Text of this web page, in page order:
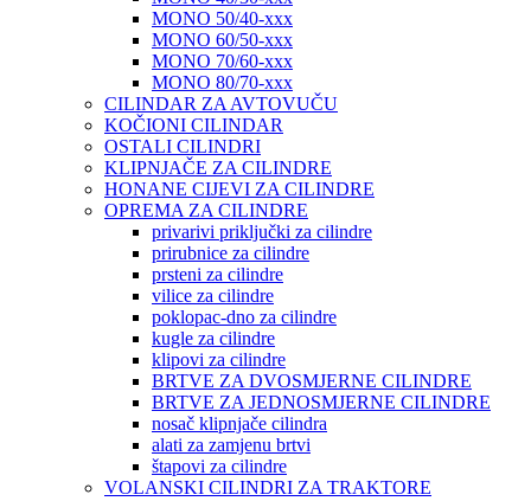
MONO 50/40-xxx
MONO 60/50-xxx
MONO 70/60-xxx
MONO 80/70-xxx
CILINDAR ZA AVTOVUČU
KOČIONI CILINDAR
OSTALI CILINDRI
KLIPNJAČE ZA CILINDRE
HONANE CIJEVI ZA CILINDRE
OPREMA ZA CILINDRE
privarivi priključki za cilindre
prirubnice za cilindre
prsteni za cilindre
vilice za cilindre
poklopac-dno za cilindre
kugle za cilindre
klipovi za cilindre
BRTVE ZA DVOSMJERNE CILINDRE
BRTVE ZA JEDNOSMJERNE CILINDRE
nosač klipnjače cilindra
alati za zamjenu brtvi
štapovi za cilindre
VOLANSKI CILINDRI ZA TRAKTORE